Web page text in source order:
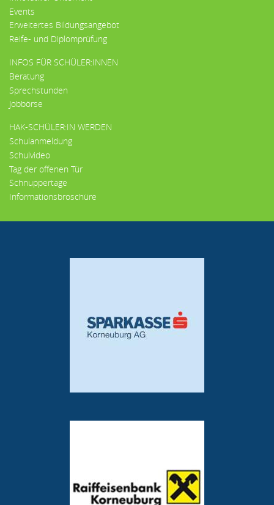
Events
Erweitertes Bildungsangebot
Reife- und Diplomprüfung
INFOS FÜR SCHÜLER:INNEN
Beratung
Sprechstunden
Jobbörse
HAK-SCHÜLER:IN WERDEN
Schulanmeldung
Schulvideo
Tag der offenen Tür
Schnuppertage
Informationsbroschüre